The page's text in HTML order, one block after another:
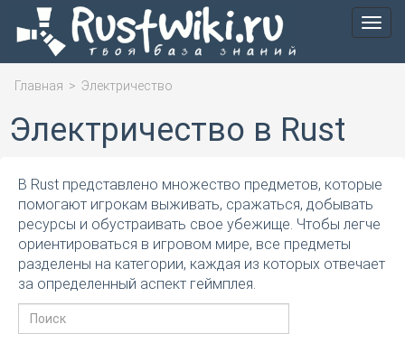
Меню
Главная > Электричество
Электричество в Rust
В Rust представлено множество предметов, которые
помогают игрокам выживать, сражаться, добывать
ресурсы и обустраивать свое убежище. Чтобы легче
ориентироваться в игровом мире, все предметы
разделены на категории, каждая из которых отвечает
за определенный аспект геймплея.